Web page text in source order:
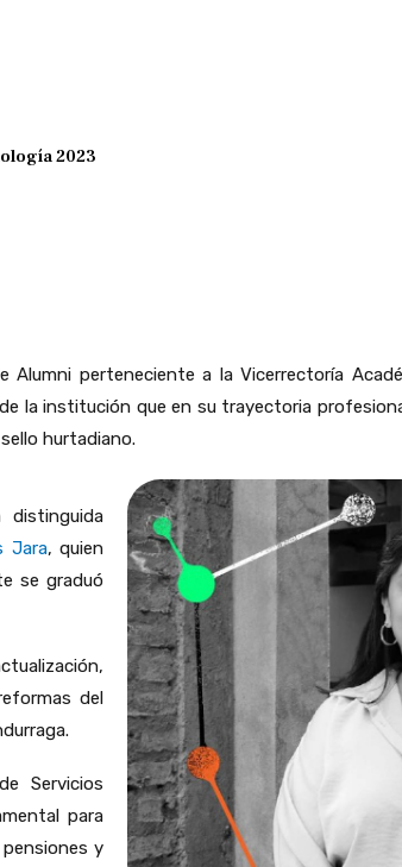
2023
perteneciente a la Vicerrectoría
la institución que en su trayectoria
hurtadiano.
distinguida
Jara, quien
se graduó
del
Servicios
para
y